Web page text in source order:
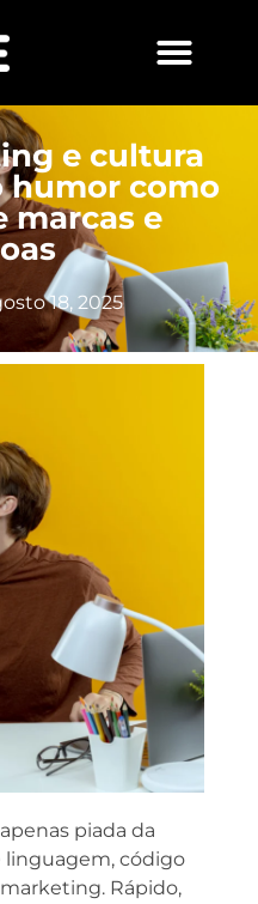
e cultura
humor como
marcas e
18, 2025
piada da
linguagem, código
Rápido,